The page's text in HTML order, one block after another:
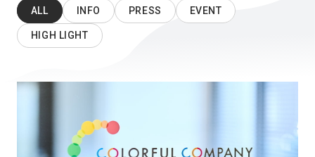
ALL INFO PRESS EVENT
HIGH LIGHT